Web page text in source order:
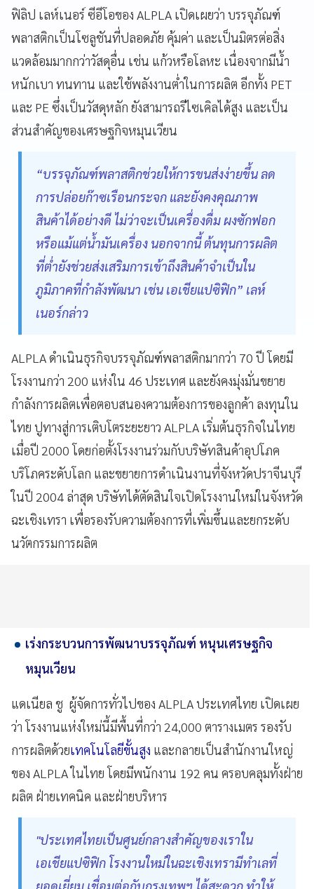
ฟิลิป เลห์เนอร์ ซีอีโอของ ALPLA เปิดเผยว่า บรรจุภัณฑ์
พลาสติกเป็นโซลูชันที่ปลอดภัย คุ้มค่า และเป็นมิตรต่อสิ่ง
แวดล้อมมากกว่าวัสดุอื่น เช่น แก้วหรือโลหะ เนื่องจากมีน้ำ
หนักเบา ทนทาน และใช้พลังงานต่ำในการผลิต อีกทั้ง PET
และ PE ซึ่งเป็นวัสดุหลัก ยังสามารถรีไซเคิลได้สูง และเป็น
ส่วนสำคัญของเศรษฐกิจหมุนเวียน
“บรรจุภัณฑ์พลาสติกช่วยให้การขนส่งง่ายขึ้น ลด
การปล่อยก๊าซเรือนกระจก และยังคงคุณภาพ
สินค้าได้อย่างดี ไม่ว่าจะเป็นเครื่องดื่ม ผงซักฟอก
หรือแม้แต่น้ำมันเครื่อง นอกจากนี้ ต้นทุนการผลิต
ที่ต่ำยังช่วยส่งเสริมการเข้าถึงสินค้าจำเป็นใน
ภูมิภาคที่กำลังพัฒนา เช่น เอเชียแปซิฟิก” เลห์
เนอร์กล่าว
ALPLA ดำเนินธุรกิจบรรจุภัณฑ์พลาสติกมากว่า 70 ปี โดยมี
โรงงานกว่า 200 แห่งใน 46 ประเทศ และยังคงมุ่งมั่นขยาย
กำลังการผลิตเพื่อตอบสนองความต้องการของลูกค้า ลงทุนใน
ไทย ปูทางสู่การเติบโตระยะยาว ALPLA เริ่มต้นธุรกิจในไทย
เมื่อปี 2000 โดยก่อตั้งโรงงานร่วมกับบริษัทสินค้าอุปโภค
บริโภคระดับโลก และขยายการดำเนินงานที่จังหวัดปราจีนบุรี
ในปี 2004 ล่าสุด บริษัทได้ตัดสินใจเปิดโรงงานใหม่ในจังหวัด
ฉะเชิงเทรา เพื่อรองรับความต้องการที่เพิ่มขึ้นและยกระดับ
นวัตกรรมการผลิต
เร่งกระบวนการพัฒนาบรรจุภัณฑ์ หนุนเศรษฐกิจ
หมุนเวียน
แดเนียล ชู ผู้จัดการทั่วไปของ ALPLA ประเทศไทย เปิดเผย
ว่า โรงงานแห่งใหม่นี้มีพื้นที่กว่า 24,000 ตารางเมตร รองรับ
การผลิตด้วยเทคโนโลยีขั้นสูง และกลายเป็นสำนักงานใหญ่
ของ ALPLA ในไทย โดยมีพนักงาน 192 คน ครอบคลุมทั้งฝ่าย
ผลิต ฝ่ายเทคนิค และฝ่ายบริหาร
"ประเทศไทยเป็นศูนย์กลางสำคัญของเราใน
เอเชียแปซิฟิก โรงงานใหม่ในฉะเชิงเทรามีทำเลที่
ยอดเยี่ยม เชื่อมต่อกับกรุงเทพฯ ได้สะดวก ทำให้